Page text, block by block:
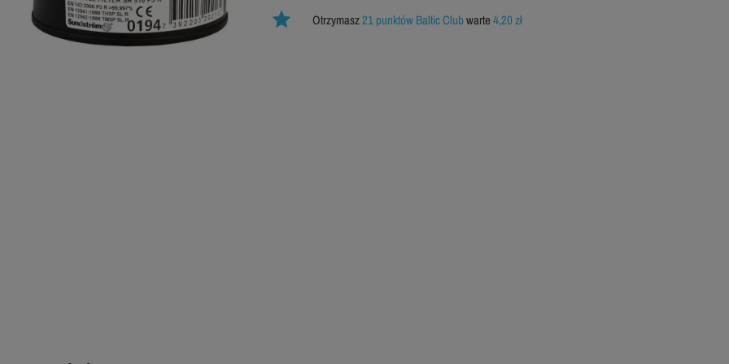
Otrzymasz21 punktów Baltic Clubwarte4,20 zł